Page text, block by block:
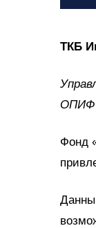
ТКБ
ОПИФ
Фонд